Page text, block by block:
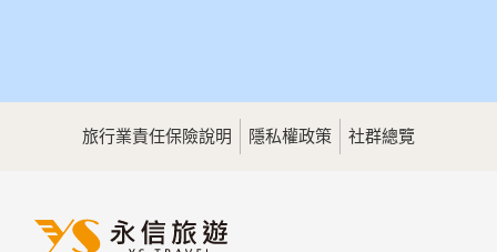
旅行業責任保險說明 隱私權政策 社群總覽